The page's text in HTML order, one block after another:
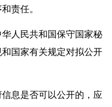
责任。
人民共和国保守国家秘
国家有关规定对拟公开
息是否可以公开的，应